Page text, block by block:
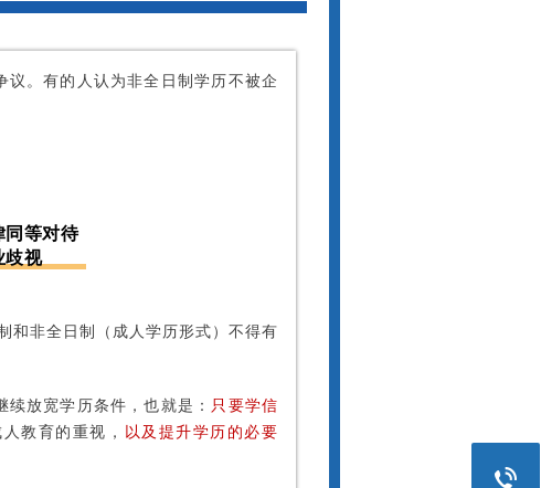
。有的人认为非全日制学历不被企
同等对待
歧视
和非全日制（成人学历形式）不得有
放宽学历条件，也就是： 只要学信
教育的重视， 以及提升学历的必要